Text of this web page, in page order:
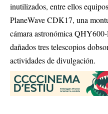
inutilizados, entre ellos
PlaneWave CDK17, una
cámara astronómica
dañados tres telescopios
actividades de divulgación.